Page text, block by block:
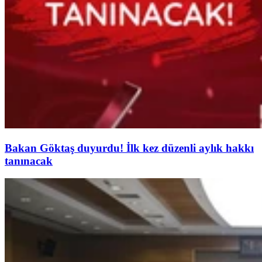
Bakan Göktaş duyurdu! İlk kez düzenli aylık hakkı
tanınacak